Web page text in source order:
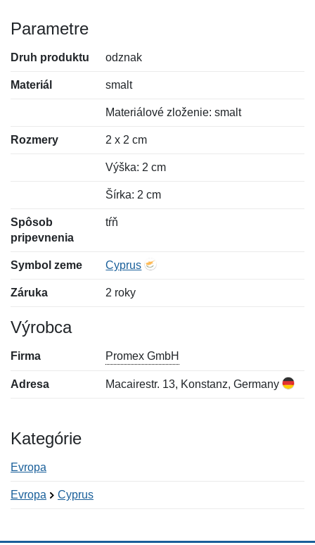
Parametre
Druh produktu odznak
Materiál smalt
Materiálové zloženie: smalt
Rozmery 2 x 2 cm
Výška: 2 cm
Šírka: 2 cm
Spôsob
pripevnenia
tŕň
Symbol zeme Cyprus
Záruka 2 roky
Výrobca
Firma Promex GmbH
Adresa Macairestr. 13, Konstanz, Germany
Kategórie
Evropa
Evropa Cyprus